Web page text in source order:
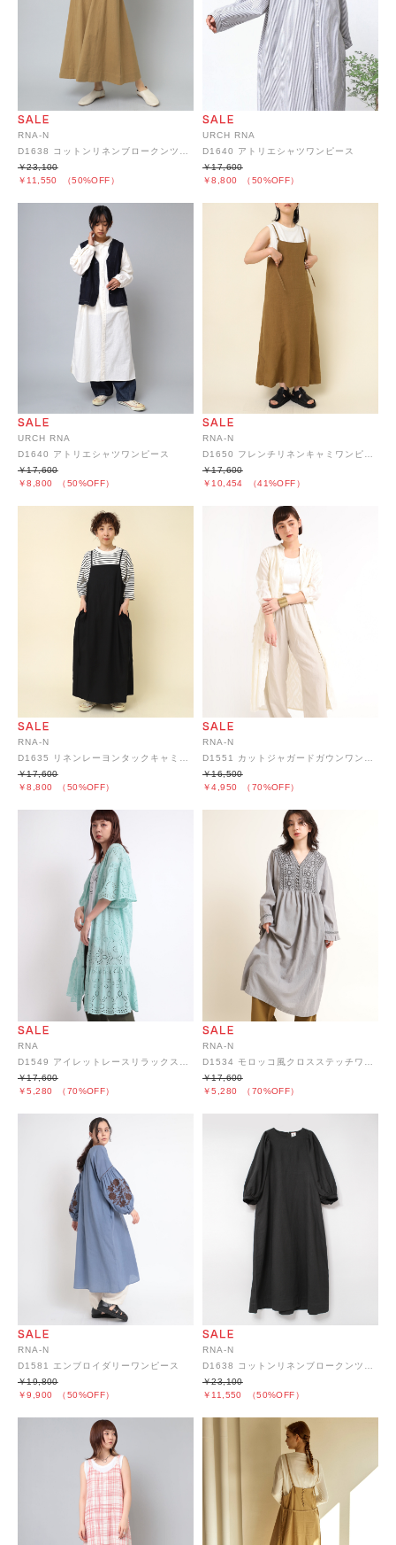
RNA-N
￥11,550 （50%OFF）
￥23,100
URCH RNA
D1640 アトリエシャツワンピース
￥8,800 （50%OFF）
￥17,600
URCH RNA
D1640 アトリエシャツワンピース
￥8,800 （50%OFF）
￥17,600
RNA-N
D1650 フレンチリネンキャミワンピース
￥10,454 （41%OFF）
￥17,600
RNA-N
￥8,800 （50%OFF）
￥17,600
RNA-N
￥4,950 （70%OFF）
￥16,500
RNA
￥5,280 （70%OFF）
￥17,600
RNA-N
￥5,280 （70%OFF）
￥17,600
RNA-N
D1581 エンブロイダリーワンピース
￥9,900 （50%OFF）
￥19,800
RNA-N
￥11,550 （50%OFF）
￥23,100